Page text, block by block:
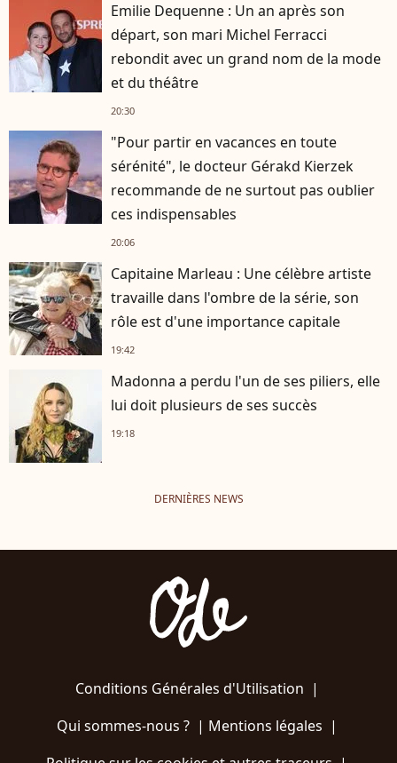
Emilie Dequenne : Un an après son
départ, son mari Michel Ferracci
rebondit avec un grand nom de la mode
et du théâtre
20:30
"Pour partir en vacances en toute
sérénité", le docteur Gérakd Kierzek
recommande de ne surtout pas oublier
ces indispensables
20:06
Capitaine Marleau : Une célèbre artiste
travaille dans l'ombre de la série, son
rôle est d'une importance capitale
19:42
Madonna a perdu l'un de ses piliers, elle
lui doit plusieurs de ses succès
19:18
DERNIÈRES NEWS
Conditions Générales d'Utilisation |
Qui sommes-nous ?| Mentions légales |